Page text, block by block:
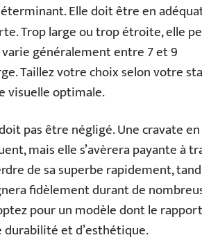
Elle doit être en
Trop large ou trop étroite, elle
généralement entre 7 et 9
Taillez votre choix selon votre
visuelle optimale.
pas être négligé. Une cravate
mais elle s’avèrera payante à
de sa superbe rapidement,
fidèlement durant de
pour un modèle dont le
durabilité et d’esthétique.